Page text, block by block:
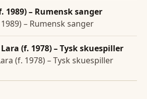
1989) – Rumensk sanger
– Rumensk sanger
(f. 1978) – Tysk skuespiller
(f. 1978) – Tysk skuespiller